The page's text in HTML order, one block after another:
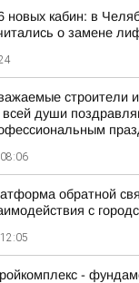
новых кабин: в
о замене
строители
души
08:06
обратной
с
12:05
-